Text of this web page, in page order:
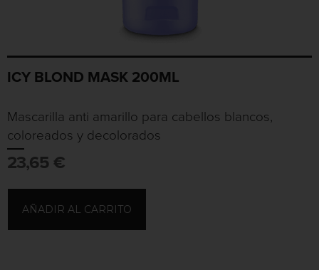
ICY BLOND MASK 200ML
Mascarilla anti amarillo para cabellos blancos,
coloreados y decolorados
23,65 €
AÑADIR AL CARRITO